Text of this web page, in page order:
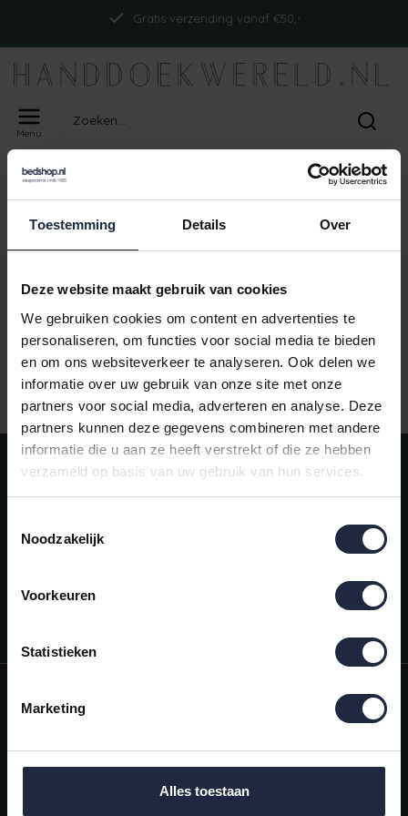
Toestemming Details Over
Deze website maakt gebruik van cookies
We gebruiken cookies om content en advertenties te
personaliseren, om functies voor social media te bieden
en om ons websiteverkeer te analyseren. Ook delen we
informatie over uw gebruik van onze site met onze
partners voor social media, adverteren en analyse. Deze
partners kunnen deze gegevens combineren met andere
informatie die u aan ze heeft verstrekt of die ze hebben
verzameld op basis van uw gebruik van hun services.
Noodzakelijk
Voorkeuren
Statistieken
Marketing
Alles toestaan
Gratis verzending vanaf €50,-
Menu
Home
PRODUCTEN GETAGD MET
ISM_ABYSSREVERSIBLECT_SEDONA
Geen producten gevonden!
Gratis verzending vanaf €50,-
Meld je aan voor onze nieuwsbrief!
AANMELDEN
Mijn account
Categorieën